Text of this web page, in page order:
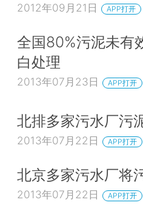
2012年09月21日 APP打开
全国80%污泥未有
白处理
2013年07月23日 APP打开
北排多家污水厂污
2013年07月22日 APP打开
北京多家污水厂将
2013年07月22日 APP打开